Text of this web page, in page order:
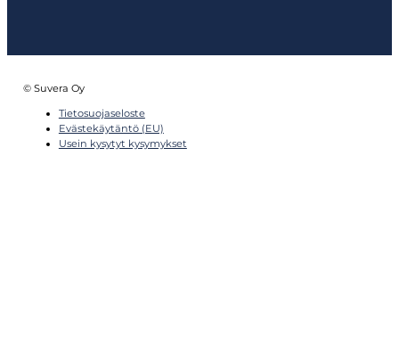
© Suvera Oy
Tietosuojaseloste
Evästekäytäntö (EU)
Usein kysytyt kysymykset